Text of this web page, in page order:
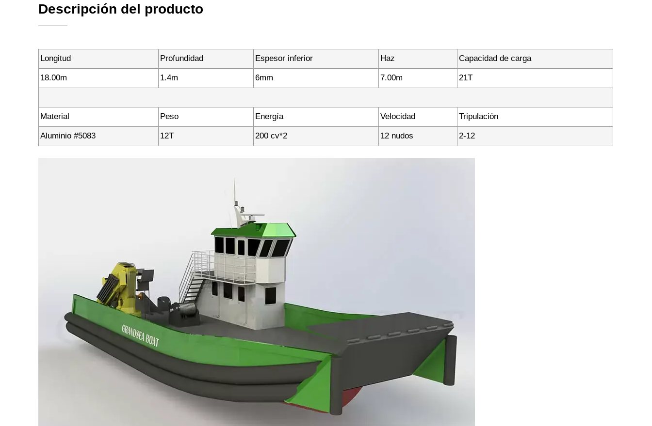
Descripción del producto
Longitud Profundidad Espesor inferior Haz Capacidad de carga
18.00m 1.4m 6mm 7.00m 21T
Material Peso Energía Velocidad Tripulación
Aluminio #5083 12T 200 cv*2 12 nudos 2-12